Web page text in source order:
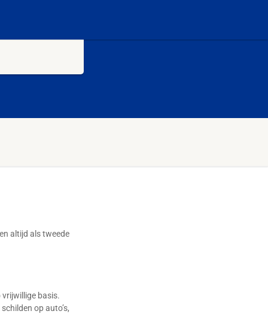
altijd als tweede
basis.
op auto’s,